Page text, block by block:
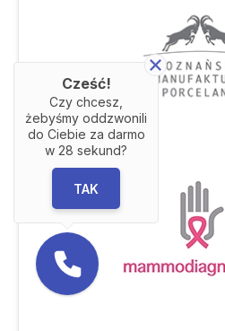
Cześć!
Czy chcesz,
żebyśmy oddzwonili
do Ciebie za darmo
w 28 sekund?
TAK